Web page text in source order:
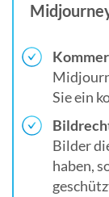
Sie ein
Bilder
haben,